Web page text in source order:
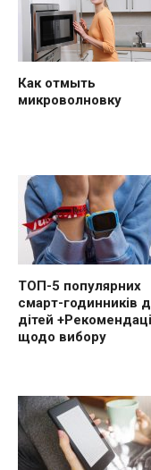
Как отмыть
микроволновку
ТОП-5 популярних
смарт-годинників
дітей
щодо вибору